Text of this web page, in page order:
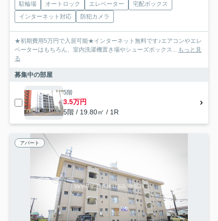
駐輪場 オートロック エレベーター
宅配ボックス
インターネット対応
防犯カメラ
★初期費用5万円で入居可能★インターネット無料です♪エアコンやエレ
ベーターはもちろん、室内洗濯機置き場やシューズボックス... もっと見
る
募集中の部屋
5階
3.5万円
5階 / 19.80㎡ / 1R
アパート